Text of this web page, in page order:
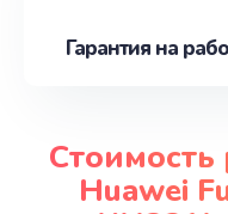
Гарантия на
Стоимость
Huawei